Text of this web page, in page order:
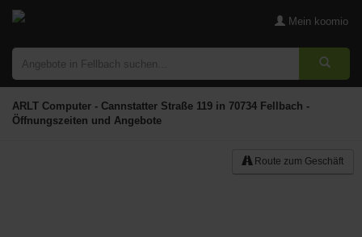
Mein koomio
ARLT Computer - Cannstatter Straße 119 in 70734 Fellbach -
Öffnungszeiten und Angebote
Route zum Geschäft